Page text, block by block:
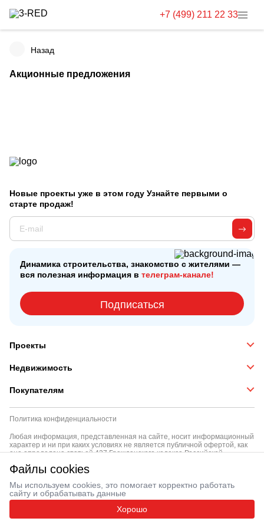
+7 (499) 211 22 33
Назад
Акционные предложения
Новые проекты уже в этом году Узнайте первыми о
старте продаж!
Динамика строительства, знакомство с жителями —
вся полезная информация в телеграм-канале!
Подписаться
Проекты
Недвижимость
Покупателям
Политика конфиденциальности
Любая информация, представленная на сайте, носит информационный
характер и ни при каких условиях не является публичной офертой, как
она определена статьей 427 Гражданского кодекса Российской
© ООО «Тройка РЭД» 2012 — 2026 background
Файлы cookies
Мы используем cookies, это помогает корректно работать
сайту и обрабатывать данные
Хорошо